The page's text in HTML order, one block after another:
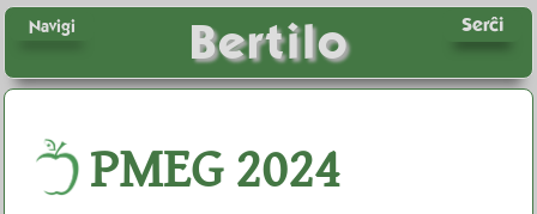
Bertilo Serĉi
Navigi
PMEG2024